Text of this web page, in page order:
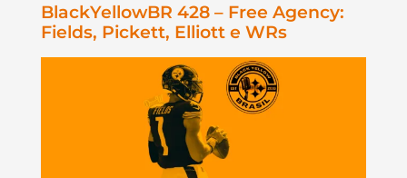
BlackYellowBR 428 – Free Agency:
Fields, Pickett, Elliott e WRs